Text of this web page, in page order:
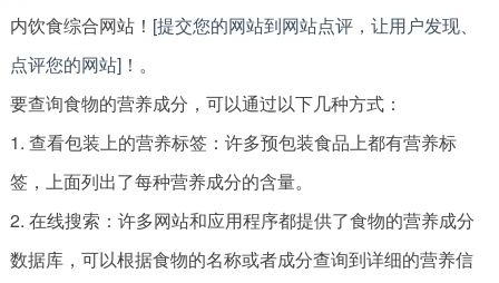
内饮食综合网站！ [提交您的网站到网站点评，让用户发现、
点评您的网站]！ 。
要查询食物的营养成分，可以通过以下几种方式：
1. 查看包装上的营养标签：许多预包装食品上都有营养标
签，上面列出了每种营养成分的含量。
2. 在线搜索：许多网站和应用程序都提供了食物的营养成分
数据库，可以根据食物的名称或者成分查询到详细的营养信